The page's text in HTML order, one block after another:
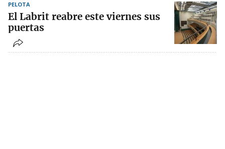
PELOTA
El Labrit reabre este viernes sus
puertas